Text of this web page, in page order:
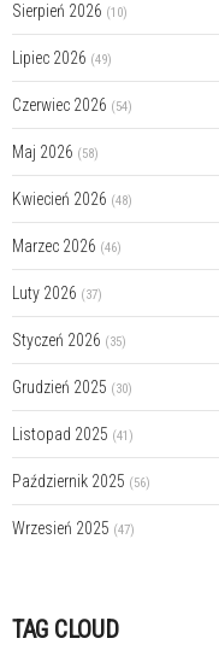
Sierpień 2026 (10)
Lipiec 2026 (49)
Czerwiec 2026 (54)
Maj 2026 (58)
Kwiecień 2026 (48)
Marzec 2026 (46)
Luty 2026 (37)
Styczeń 2026 (35)
Grudzień 2025 (30)
Listopad 2025 (41)
Październik 2025 (56)
Wrzesień 2025 (47)
TAG CLOUD